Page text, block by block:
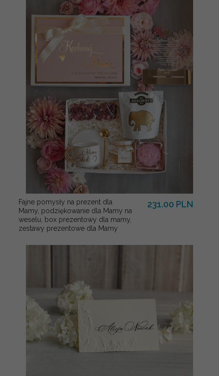
Fajne pomysły na prezent dla
Mamy, podziękowanie dla Mamy na
weselu, box prezentowy dla mamy,
zestawy prezentowe dla Mamy
231.00 PLN